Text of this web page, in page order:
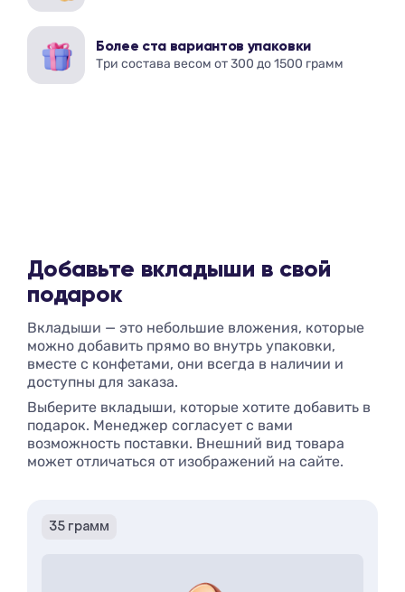
Более ста вариантов упаковки
Три состава весом от 300 до 1500 грамм
Добавьте вкладыши в свой
подарок
Вкладыши — это небольшие вложения, которые
можно добавить прямо во внутрь упаковки,
вместе с конфетами, они всегда в наличии и
доступны для заказа.
Выберите вкладыши, которые хотите добавить в
подарок. Менеджер согласует с вами
возможность поставки. Внешний вид товара
может отличаться от изображений на сайте.
35 грамм